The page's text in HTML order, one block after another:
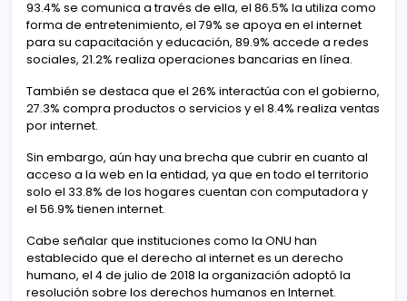
93.4% se comunica a través de ella, el 86.5% la utiliza como
forma de entretenimiento, el 79% se apoya en el internet
para su capacitación y educación, 89.9% accede a redes
sociales, 21.2% realiza operaciones bancarias en línea.
También se destaca que el 26% interactúa con el gobierno,
27.3% compra productos o servicios y el 8.4% realiza ventas
por internet.
Sin embargo, aún hay una brecha que cubrir en cuanto al
acceso a la web en la entidad, ya que en todo el territorio
solo el 33.8% de los hogares cuentan con computadora y
el 56.9% tienen internet.
Cabe señalar que instituciones como la ONU han
establecido que el derecho al internet es un derecho
humano, el 4 de julio de 2018 la organización adoptó la
resolución sobre los derechos humanos en Internet.